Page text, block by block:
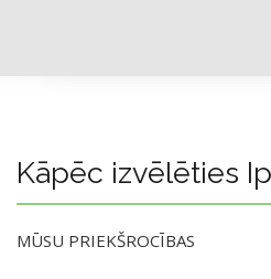
Kāpēc izvēlēties
MŪSU PRIEKŠROCĪBAS